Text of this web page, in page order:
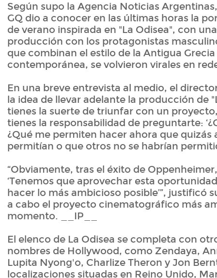
Según supo la Agencia Noticias
GQ dio a conocer en las últimas horas la
de verano inspirada en "La Odisea", con
producción con los protagonistas
que combinan el estilo de la Antigua
contemporánea, se volvieron virales en
En una breve entrevista al medio, el
la idea de llevar adelante la producción de
tienes la suerte de triunfar con un
tienes la responsabilidad de preguntarte:
¿Qué me permiten hacer ahora que quizás
permitían o que otros no se habrían
“Obviamente, tras el éxito de
‘Tenemos que aprovechar esta
hacer lo más ambicioso posible’”, justificó
a cabo el proyecto cinematográfico más
momento. __IP__
El elenco de La Odisea se completa con
nombres de Hollywood, como Zendaya,
Lupita Nyong'o, Charlize Theron y Jon
localizaciones situadas en Reino Unido,